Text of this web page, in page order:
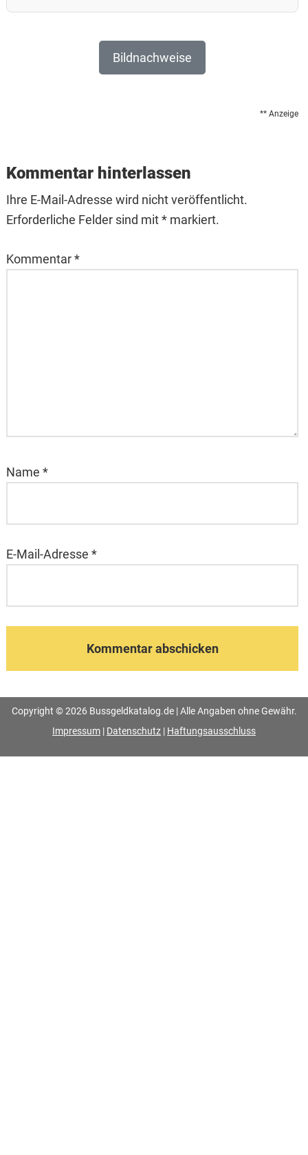
Bildnachweise
** Anzeige
Interactions
Kommentar hinterlassen
Ihre E-Mail-Adresse wird nicht veröffentlicht.
Erforderliche Felder sind mit * markiert.
Kommentar*
Name *
E-Mail-Adresse *
Copyright © 2026 Bussgeldkatalog.de | Alle Angaben ohne Gewähr.
Impressum | Datenschutz | Haftungsausschluss